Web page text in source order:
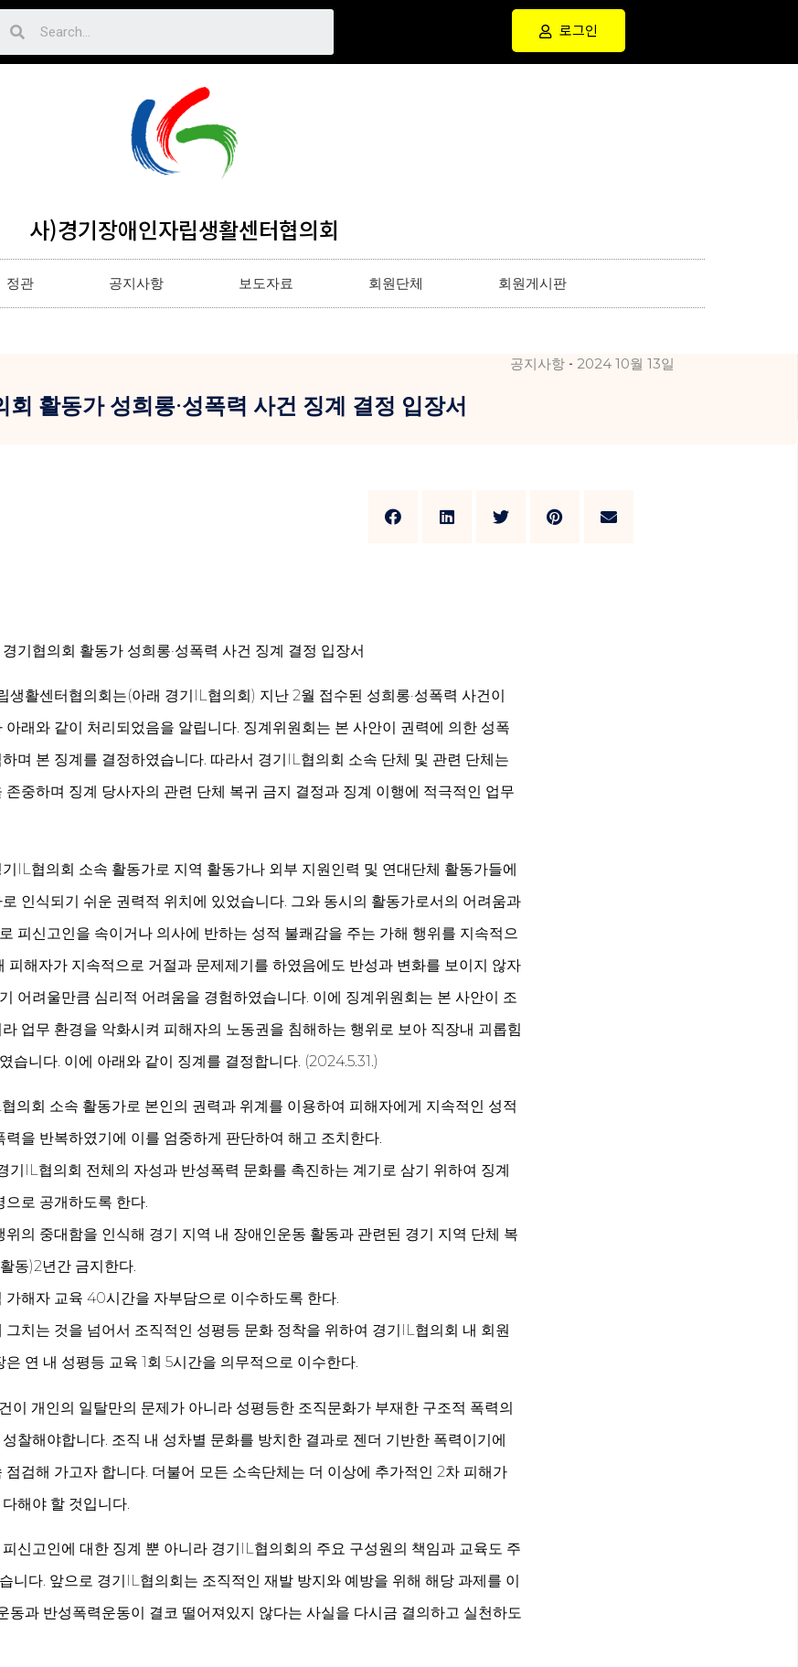
로그인
사)경기장애인자립생활센터협의회
정관 공지사항 보도자료 회원단체 회원게시판
공지사항 2024 10월 13일
회 활동가 성희롱·성폭력 사건 징계 결정 입장서
경기협의회 활동가 성희롱·성폭력 사건 징계 결정 입장서
생활센터협의회는(아래 경기IL협의회) 지난 2월 접수된 성희롱·성폭력 사건이
아래와 같이 처리되었음을 알립니다. 징계위원회는 본 사안이 권력에 의한 성폭
며 본 징계를 결정하였습니다. 따라서 경기IL협의회 소속 단체 및 관련 단체는
존중하며 징계 당사자의 관련 단체 복귀 금지 결정과 징계 이행에 적극적인 업무
IL협의회 소속 활동가로 지역 활동가나 외부 지원인력 및 연대단체 활동가들에
인식되기 쉬운 권력적 위치에 있었습니다. 그와 동시의 활동가로서의 어려움과
피신고인을 속이거나 의사에 반하는 성적 불쾌감을 주는 가해 행위를 지속적으
피해자가 지속적으로 거절과 문제제기를 하였음에도 반성과 변화를 보이지 않자
어려울만큼 심리적 어려움을 경험하였습니다. 이에 징계위원회는 본 사안이 조
업무 환경을 악화시켜 피해자의 노동권을 침해하는 행위로 보아 직장내 괴롭힘
습니다. 이에 아래와 같이 징계를 결정합니다. (2024.5.31.)
의회 소속 활동가로 본인의 권력과 위계를 이용하여 피해자에게 지속적인 성적
력을 반복하였기에 이를 엄중하게 판단하여 해고 조치한다.
기IL협의회 전체의 자성과 반성폭력 문화를 촉진하는 계기로 삼기 위하여 징계
로 공개하도록 한다.
위의 중대함을 인식해 경기 지역 내 장애인운동 활동과 관련된 경기 지역 단체 복
동)2년간 금지한다.
가해자 교육 40시간을 자부담으로 이수하도록 한다.
그치는 것을 넘어서 조직적인 성평등 문화 정착을 위하여 경기IL협의회 내 회원
은 연 내 성평등 교육 1회 5시간을 의무적으로 이수한다.
이 개인의 일탈만의 문제가 아니라 성평등한 조직문화가 부재한 구조적 폭력의
찰해야합니다. 조직 내 성차별 문화를 방치한 결과로 젠더 기반한 폭력이기에
점검해 가고자 합니다. 더불어 모든 소속단체는 더 이상에 추가적인 2차 피해가
해야 할 것입니다.
신고인에 대한 징계 뿐 아니라 경기IL협의회의 주요 구성원의 책임과 교육도 주
니다. 앞으로 경기IL협의회는 조직적인 재발 방지와 예방을 위해 해당 과제를 이
동과 반성폭력운동이 결코 떨어져있지 않다는 사실을 다시금 결의하고 실천하도